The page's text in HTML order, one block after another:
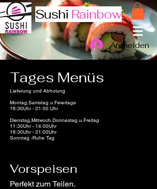
Sushi Rainbow
Anmelden
Tages Menüs
Lieferung und Abholung
Montag,Samstag u.Feiertage
16:30Uhr - 21:00 Uhr
Dienstag,Mittwoch,Donnestag u.Freitag
11:30Uhr - 14:00Uhr
16:30Uhr - 21:00Uhr
Vorspeisen
Perfekt zum Teilen.